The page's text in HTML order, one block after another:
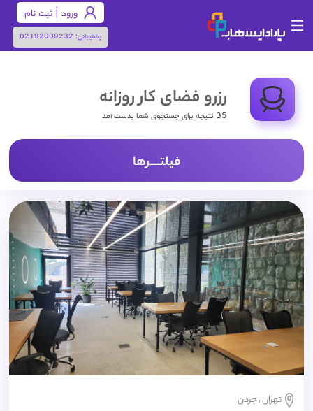
پشتیبانی: 02192009232
ورود | ثبت نام
رزرو فضای کار روزانه
35 نتیجه برای جستجوی شما بدست آمد
فیلتـــــرها
تهران ، جردن